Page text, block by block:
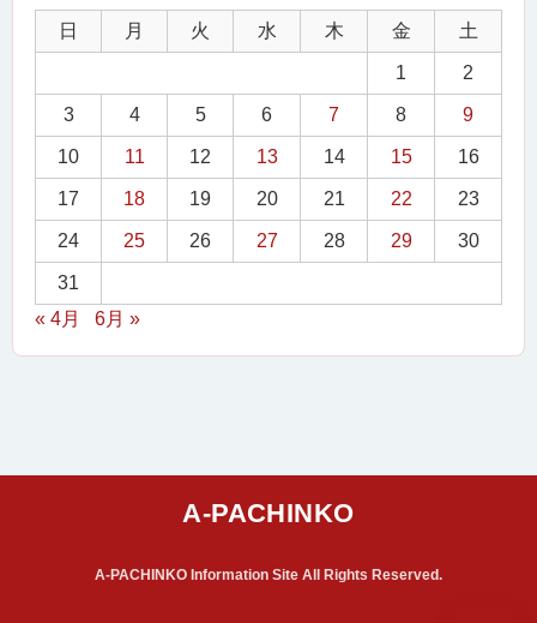
日 月 火 水 木 金 土
1 2
3 4 5 6 7 8 9
10 11 12 13 14 15 16
17 18 19 20 21 22 23
24 25 26 27 28 29 30
31
« 4月
6月 »
A-PACHINKO Information Site All Rights Reserved.